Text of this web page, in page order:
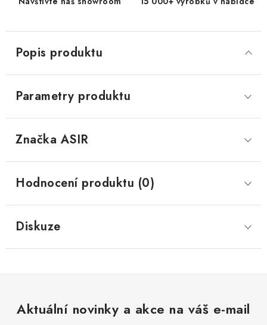
Popis produktu
Parametry produktu
Značka ASIR
Hodnocení produktu (0)
Diskuze
Aktuální novinky a akce na váš e-mail